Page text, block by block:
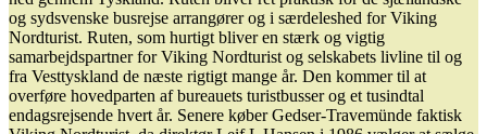
og sydsvenske busrejse arrangører og i særdeleshed for Viking
Nordturist. Ruten, som hurtigt bliver en stærk og vigtig
samarbejdspartner for Viking Nordturist og selskabets livline til og
fra Vesttyskland de næste rigtigt mange år. Den kommer til at
overføre hovedparten af bureauets turistbusser og et tusindtal
endagsrejsende hvert år. Senere køber Gedser-Travemünde faktisk